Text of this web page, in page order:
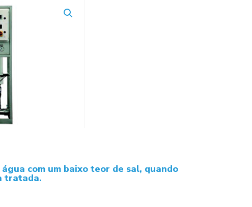
com um baixo teor de sal, quando
tratada.